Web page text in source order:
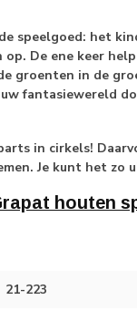
speelgoed: het
De ene keer
groenten in de
fantasiewereld
in cirkels!
Je kunt het zo
houten
21-223